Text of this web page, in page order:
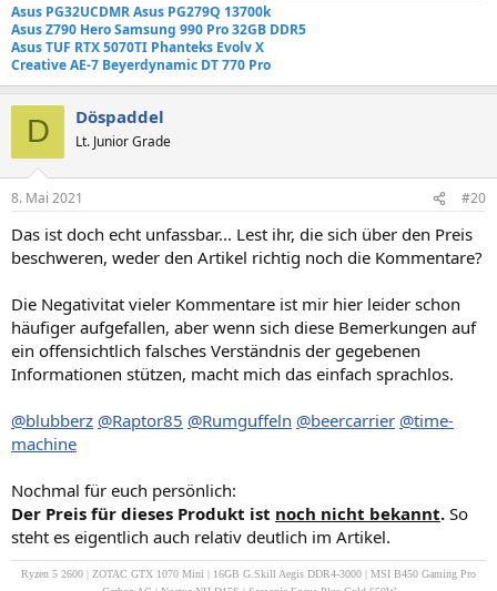
Asus PG32UCDMR Asus PG279Q 13700k
Asus Z790 Hero Samsung 990 Pro 32GB DDR5
Asus TUF RTX 5070TI Phanteks Evolv X
Creative AE-7 Beyerdynamic DT 770 Pro
D Döspaddel
Lt. Junior Grade
8. Mai 2021 #20
Das ist doch echt unfassbar... Lest ihr, die sich über den Preis
beschweren, weder den Artikel richtig noch die Kommentare?
Die Negativitat vieler Kommentare ist mir hier leider schon
häufiger aufgefallen, aber wenn sich diese Bemerkungen auf
ein offensichtlich falsches Verständnis der gegebenen
Informationen stützen, macht mich das einfach sprachlos.
@blubberz @Raptor85 @Rumguffeln @beercarrier @time-
machine
Nochmal für euch persönlich:
Der Preis für dieses Produkt ist noch nicht bekannt. So
steht es eigentlich auch relativ deutlich im Artikel.
Ryzen 5 2600 | ZOTAC GTX 1070 Mini | 16GB G.Skill Aegis DDR4-3000 | MSI B450 Gaming Pro